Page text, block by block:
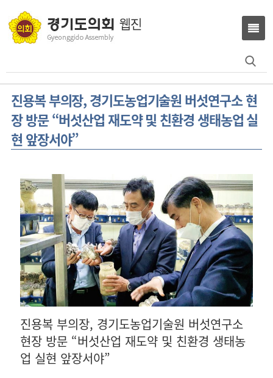
진용복 부의장, 경기도농업기술원 버섯연구소 현
장 방문 “버섯산업 재도약 및 친환경 생태농업 실
현 앞장서야”
진용복 부의장, 경기도농업기술원 버섯연구소
현장 방문 “버섯산업 재도약 및 친환경 생태농
업 실현 앞장서야”